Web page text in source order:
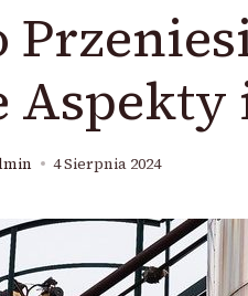
4 Sierpnia 2024